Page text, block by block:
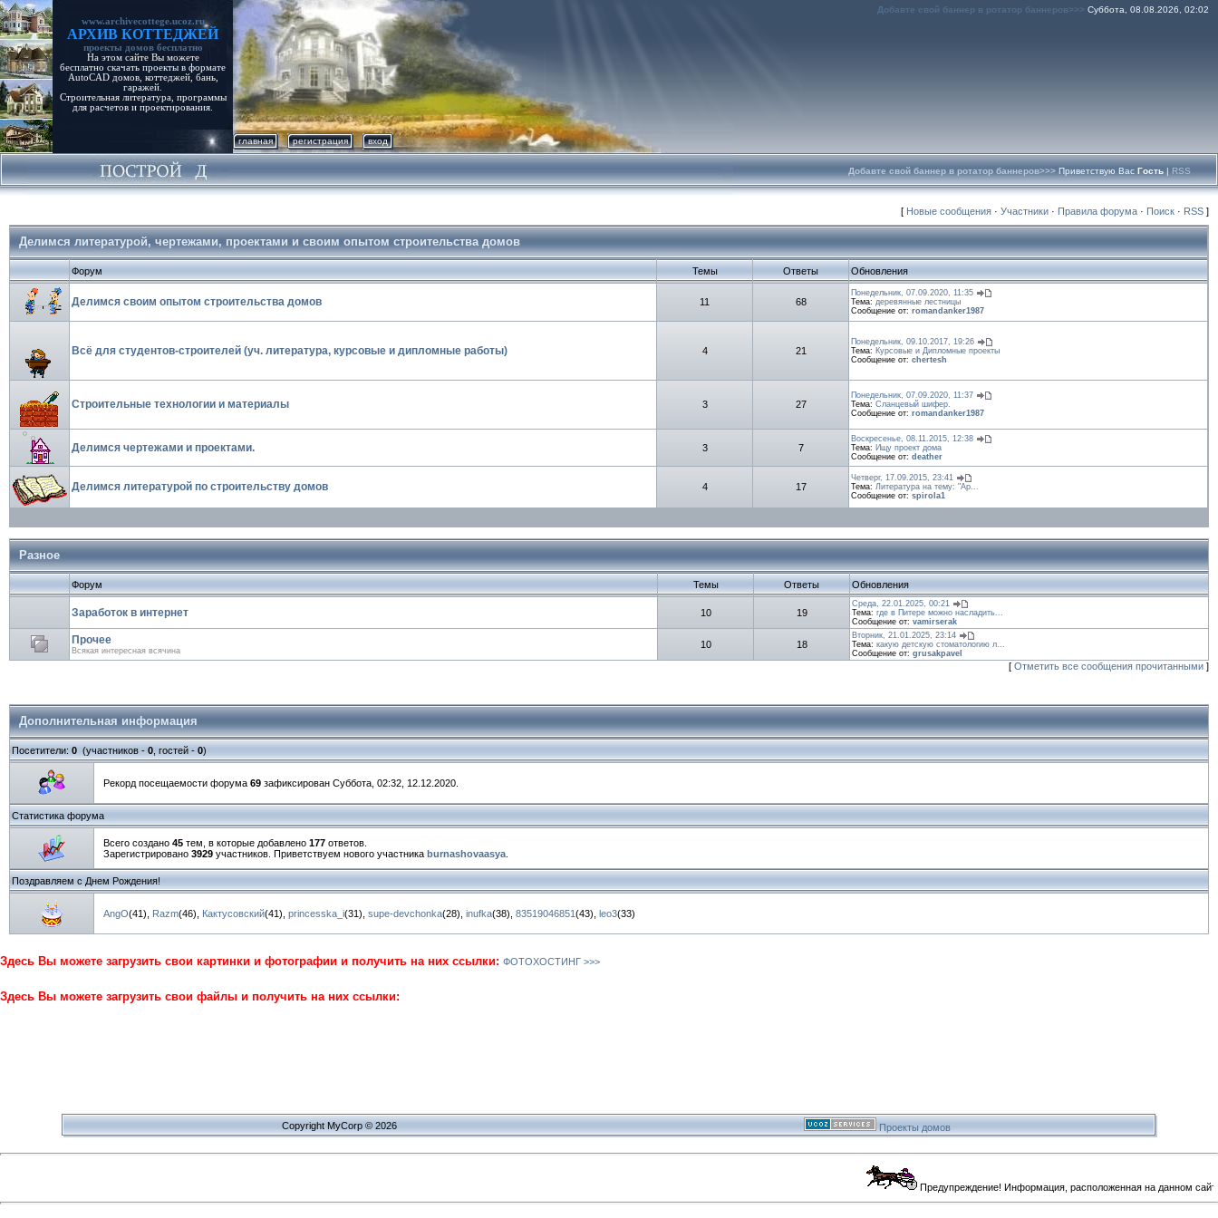
www.archivecottege.ucoz.ru
АРХИВ КОТТЕДЖЕЙ
проекты домов бесплатно
На этом сайте Вы можете
бесплатно скачать проекты в формате
AutoCAD домов, коттеджей, бань,
гаражей.
Строительная литература, программы
для расчетов и проектирования.
Добавте свой баннер в ротатор баннеров>>> Суббота, 08.08.2026, 02:02
главная регистрация вход
Добавте свой баннер в ротатор баннеров>>> Приветствую Вас Гость | RSS
[ Новые сообщения · Участники · Правила форума · Поиск · RSS ]
Делимся литературой, чертежами, проектами и своим опытом строительства домов
Форум Темы Ответы Обновления
Делимся своим опытом строительства домов 11 68
Понедельник, 07.09.2020, 11:35
Тема: деревянные лестницы
Сообщение от: romandanker1987
Всё для студентов-строителей (уч. литература, курсовые и дипломные работы) 4 21
Понедельник, 09.10.2017, 19:26
Тема: Курсовые и Дипломные проекты
Сообщение от: chertesh
Строительные технологии и материалы 3 27
Понедельник, 07.09.2020, 11:37
Тема: Сланцевый шифер.
Сообщение от: romandanker1987
Делимся чертежами и проектами. 3 7
Воскресенье, 08.11.2015, 12:38
Тема: Ищу проект дома
Сообщение от: deather
Делимся литературой по строительству домов 4 17
Четверг, 17.09.2015, 23:41
Тема: Литература на тему: "Ар...
Сообщение от: spirola1
Разное
Форум Темы Ответы Обновления
Заработок в интернет 10 19
Среда, 22.01.2025, 00:21
Тема: где в Питере можно насладить...
Сообщение от: vamirserak
Прочее
Всякая интересная всячина
10 18
Вторник, 21.01.2025, 23:14
Тема: какую детскую стоматологию л...
Сообщение от: grusakpavel
[ Отметить все сообщения прочитанными ]
Дополнительная информация
Посетители: 0 (участников - 0 , гостей - 0)
Рекорд посещаемости форума 69 зафиксирован Суббота, 02:32, 12.12.2020.
Статистика форума
Всего создано 45 тем, в которые добавлено 177 ответов.
Зарегистрировано 3929 участников. Приветствуем нового участника burnashovaasya
Поздравляем с Днем Рождения!
AngO(41) Razm(46) Кактусовский(41) princesska_i(31) supe-devchonka(28) inufka(38) 83519046851(43) leo3(33)
Здесь Вы можете загрузить свои картинки и фотографии и получить на них ссылки: ФОТОХОСТИНГ >>>
Здесь Вы можете загрузить свои файлы и получить на них ссылки:
Copyright MyCorp © 2026 Проекты домов
Предупреждение! Информация, расположенная на данном сайте,